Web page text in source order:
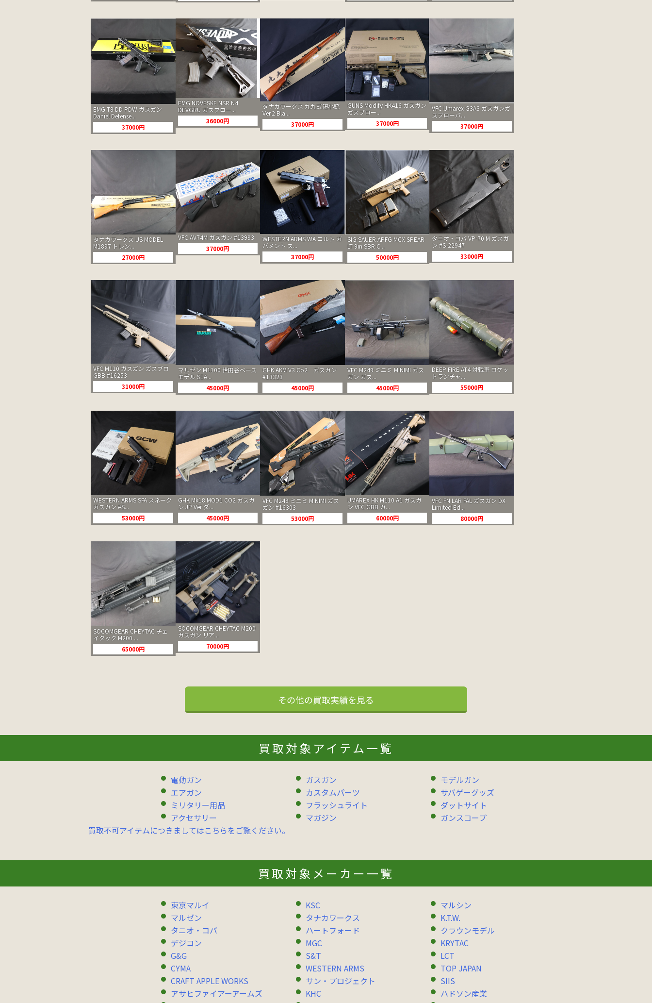
EMG T8 DD PDW ガスガン
Daniel Defense...
37000円
EMG NOVESKE NSR N4
DEVGRU ガスブロー...
36000円
タナカワークス 九九式短小銃
Ver.2 Bla...
37000円
GUNS Modify HK416 ガスガン
ガスブロー...
37000円
VFC Umarex G3A3 ガスガンガ
スブローバ...
37000円
タナカワークス US MODEL
M1897 トレン...
27000円
VFC AV74M ガスガン #13993
37000円
WESTERN ARMS WA コルト ガ
バメント ス...
37000円
SIG SAUER APFG MCX SPEAR
LT 9in SBR C...
50000円
タニオ・コバ VP-70 M ガスガ
ン #S-22947
33000円
VFC M110 ガスガン ガスブロ
GBB #16253
31000円
マルゼン M1100 世田谷ベース
モデル SEA...
45000円
GHK AKM V3 Co2 ガスガン
#13323
45000円
VFC M249 ミニミ MINIMI ガス
ガン ガス...
45000円
DEEP FIRE AT4 対戦車 ロケッ
トランチャ...
55000円
WESTERN ARMS SFA スネーク
ガスガン #S...
53000円
GHK Mk18 MOD1 CO2 ガスガ
ン JP Ver ダ...
45000円
VFC M249 ミニミ MINIMI ガス
ガン #16303
53000円
UMAREX HK M110 A1 ガスガ
ン VFC GBB ガ...
60000円
VFC FN LAR FAL ガスガン DX
Limited Ed...
80000円
SOCOMGEAR CHEYTAC チェ
イタック M200 ...
65000円
SOCOMGEAR CHEYTAC M200
ガスガン リア...
70000円
その他の買取実績を見る
買取対象アイテム一覧
電動ガン ガスガン
モデルガン
エアガン
カスタムパーツ
サバゲーグッズ
ミリタリー用品
フラッシュライト
ダットサイト
アクセサリー
マガジン
ガンスコープ
買取不可アイテムにつきましてはこちらをご覧ください。
買取対象メーカー一覧
東京マルイ KSC
マルシン
マルゼン
タナカワークス
K.T.W.
タニオ・コバ
ハートフォード
クラウンモデル
デジコン
MGC
KRYTAC
G&G
S&T
LCT
CYMA
WESTERN ARMS
TOP JAPAN
CRAFT APPLE WORKS
サン・プロジェクト
SIIS
アサヒファイアーアームズ
KHC
ハドソン産業